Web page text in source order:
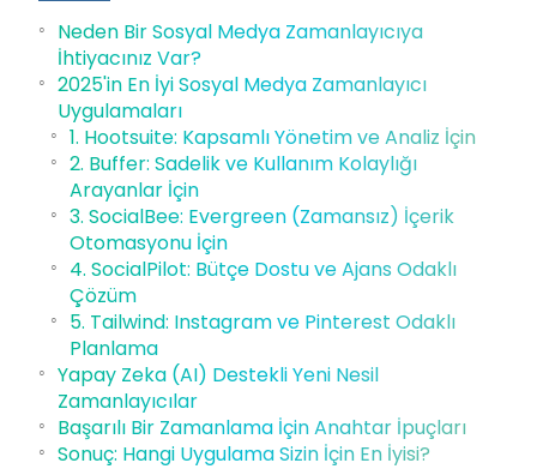
Neden Bir Sosyal Medya Zamanlayıcıya
İhtiyacınız Var?
2025'in En İyi Sosyal Medya Zamanlayıcı
Uygulamaları
1. Hootsuite: Kapsamlı Yönetim ve Analiz İçin
2. Buffer: Sadelik ve Kullanım Kolaylığı
Arayanlar İçin
3. SocialBee: Evergreen (Zamansız) İçerik
Otomasyonu İçin
4. SocialPilot: Bütçe Dostu ve Ajans Odaklı
Çözüm
5. Tailwind: Instagram ve Pinterest Odaklı
Planlama
Yapay Zeka (AI) Destekli Yeni Nesil
Zamanlayıcılar
Başarılı Bir Zamanlama İçin Anahtar İpuçları
Sonuç: Hangi Uygulama Sizin İçin En İyisi?